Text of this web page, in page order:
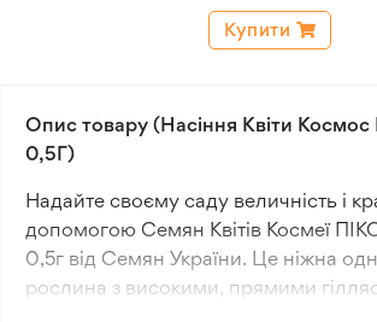
Купити
Опис товару (Насіння Квіти Космос
0,5Г)
Надайте своєму саду величність і
допомогою Семян Квітів Космеї
0,5г від Семян України. Це ніжна
рослина з високими, прямими